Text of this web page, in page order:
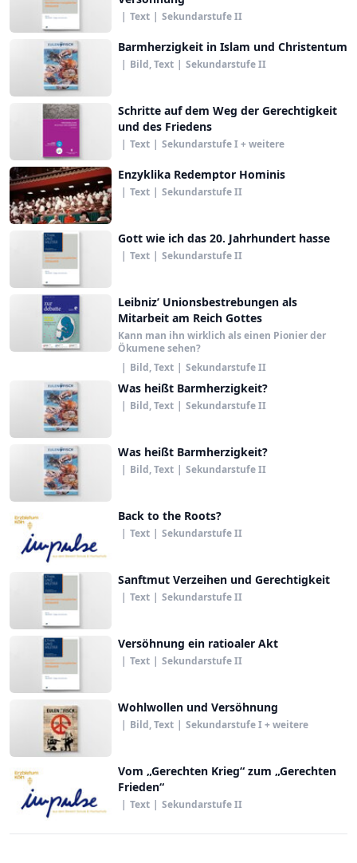
| Text | Sekundarstufe II
Barmherzigkeit in Islam und Christentum
| Bild, Text | Sekundarstufe II
Schritte auf dem Weg der Gerechtigkeit
und des Friedens
| Text | Sekundarstufe I + weitere
Enzyklika Redemptor Hominis
| Text | Sekundarstufe II
Gott wie ich das 20. Jahrhundert hasse
| Text | Sekundarstufe II
Leibniz’ Unionsbestrebungen als
Mitarbeit am Reich Gottes
Kann man ihn wirklich als einen Pionier der
Ökumene sehen?
| Bild, Text | Sekundarstufe II
Was heißt Barmherzigkeit?
| Bild, Text | Sekundarstufe II
Was heißt Barmherzigkeit?
| Bild, Text | Sekundarstufe II
Back to the Roots?
| Text | Sekundarstufe II
Sanftmut Verzeihen und Gerechtigkeit
| Text | Sekundarstufe II
Versöhnung ein ratioaler Akt
| Text | Sekundarstufe II
Wohlwollen und Versöhnung
| Bild, Text | Sekundarstufe I + weitere
Vom „Gerechten Krieg“ zum „Gerechten
Frieden“
| Text | Sekundarstufe II